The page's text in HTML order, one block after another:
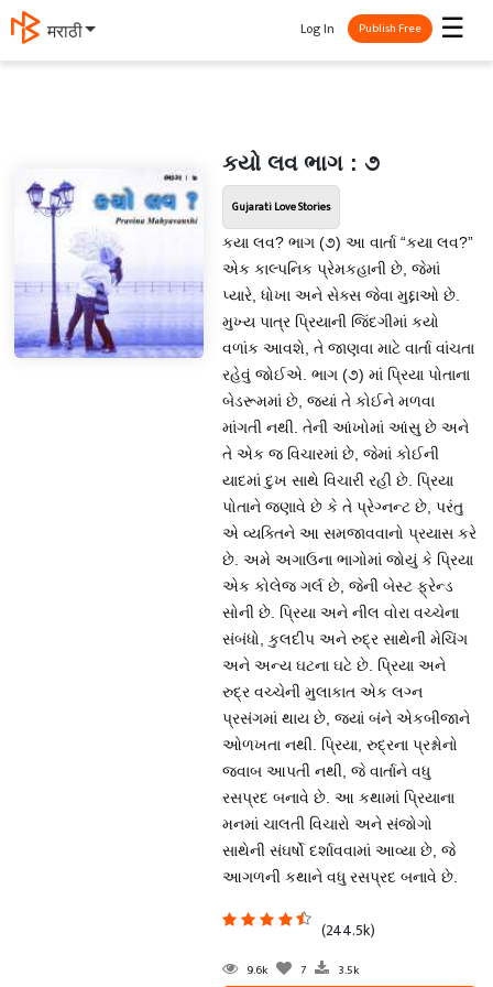
मराठी ☰
Log In Publish Free
કયો લવ ભાગ : ૭
Gujarati Love Stories
કયા લવ? ભાગ (૭) આ વાર્તા “કયા લવ?”
એક કાલ્પનિક પ્રેમકહાની છે, જેમાં
પ્યારે, ધોખા અને સેક્સ જેવા મુદ્દાઓ છે.
મુખ્ય પાત્ર પ્રિયાની જિંદગીમાં કયો
વળાંક આવશે, તે જાણવા માટે વાર્તા વાંચતા
રહેવું જોઈએ. ભાગ (૭) માં પ્રિયા પોતાના
બેડરૂમમાં છે, જ્યાં તે કોઈને મળવા
માંગતી નથી. તેની આંખોમાં આંસુ છે અને
તે એક જ વિચારમાં છે, જેમાં કોઈની
યાદમાં દુખ સાથે વિચારી રહી છે. પ્રિયા
પોતાને જણાવે છે કે તે પ્રેગ્નન્ટ છે, પરંતુ
એ વ્યક્તિને આ સમજાવવાનો પ્રયાસ કરે
છે. અમે અગાઉના ભાગોમાં જોયું કે પ્રિયા
એક કોલેજ ગર્લ છે, જેની બેસ્ટ ફ્રેન્ડ
સોની છે. પ્રિયા અને નીલ વોરા વચ્ચેના
સંબંધો, કુલદીપ અને રુદ્ર સાથેની મેચિંગ
અને અન્ય ઘટના ઘટે છે. પ્રિયા અને
રુદ્ર વચ્ચેની મુલાકાત એક લગ્ન
પ્રસંગમાં થાય છે, જ્યાં બંને એકબીજાને
ઓળખતા નથી. પ્રિયા, રુદ્રના પ્રશ્નોનો
જવાબ આપતી નથી, જે વાર્તાને વધુ
રસપ્રદ બનાવે છે. આ કથામાં પ્રિયાના
મનમાં ચાલતી વિચારો અને સંજોગો
સાથેની સંઘર્ષો દર્શાવવામાં આવ્યા છે, જે
આગળની કથાને વધુ રસપ્રદ બનાવે છે.
(244.5k)
9.6k 7 3.5k